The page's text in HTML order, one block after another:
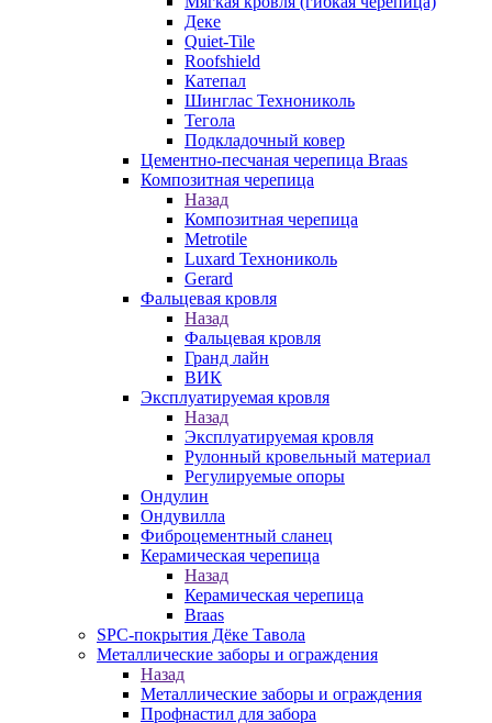
Деке
Quiet-Tile
Roofshield
Катепал
Шинглас Технониколь
Тегола
Подкладочный ковер
Цементно-песчаная черепица Braas
Композитная черепица
Назад
Композитная черепица
Metrotile
Luxard Технониколь
Gerard
Фальцевая кровля
Назад
Фальцевая кровля
Гранд лайн
ВИК
Эксплуатируемая кровля
Назад
Эксплуатируемая кровля
Рулонный кровельный материал
Регулируемые опоры
Ондулин
Ондувилла
Фиброцементный сланец
Керамическая черепица
Назад
Керамическая черепица
Braas
SPC-покрытия Дёке Тавола
Металлические заборы и ограждения
Назад
Металлические заборы и ограждения
Профнастил для забора